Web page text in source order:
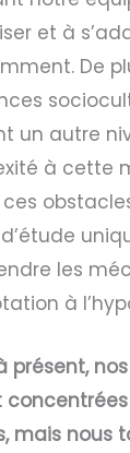
et à
De
un autre
à cette
les
à
présent,
mais nous